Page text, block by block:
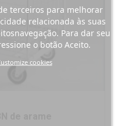
de arame
terceiros para melhorar
relacionada às suas
Para dar seu
o botão Aceito.
cookies